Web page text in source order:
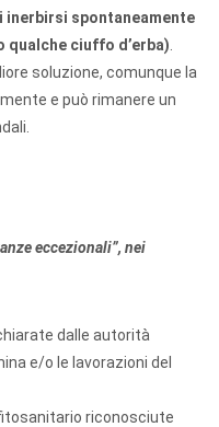
spontaneamente
ciuffo d’erba)
soluzione, comunque la
e può rimanere un
eccezionali”, nei
dalle autorità
e/o le lavorazioni del
riconosciute